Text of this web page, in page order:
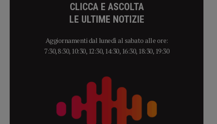
CLICCA E ASCOLTA
LE ULTIME NOTIZIE
Aggiornamenti dal lunedì al sabato alle ore:
7:30, 8:30, 10:30, 12:30, 14:30, 16:30, 18:30, 19:30